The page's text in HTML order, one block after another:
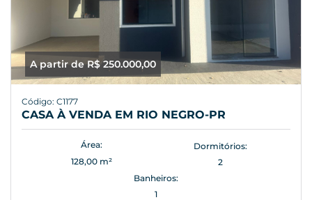
A partir de R$ 250.000,00
Código: C1177
CASA À VENDA EM RIO NEGRO-PR
Área:
128,00 m²
Dormitórios:
2
Banheiros:
1